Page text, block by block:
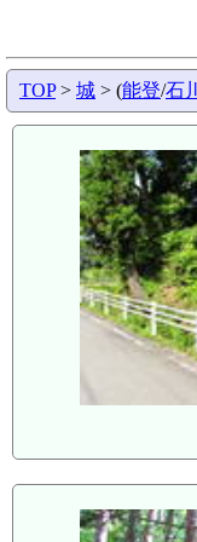
TOP> 城 > (能登/石川